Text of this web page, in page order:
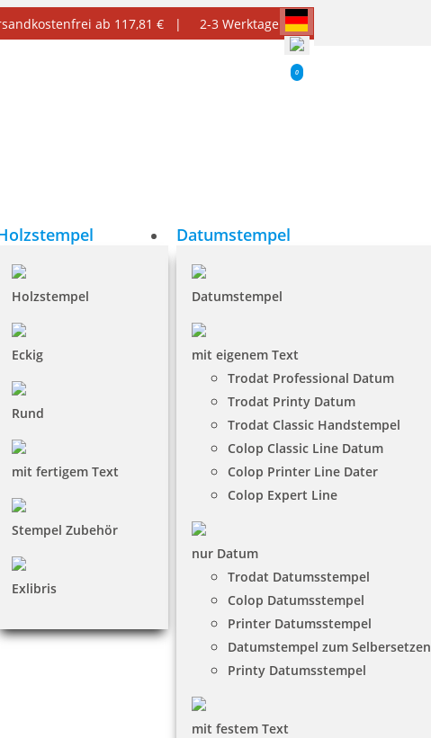
ab 117,81 € | 2-3 Werktage
0
Holzstempel
Eckig
Rund
mit fertigem Text
Stempel Zubehör
Exlibris
Datumstempel
Datumstempel
mit eigenem Text
Trodat Professional Datum
Trodat Printy Datum
Trodat Classic Handstempel
Colop Classic Line Datum
Colop Printer Line Dater
Colop Expert Line
nur Datum
Trodat Datumsstempel
Colop Datumsstempel
Printer Datumsstempel
Datumstempel zum Selbersetzen
Printy Datumsstempel
mit festem Text